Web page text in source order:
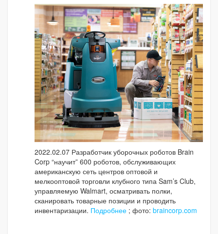
2022.02.07 Разработчик уборочных роботов Brain
Corp “научит” 600 роботов, обслуживающих
американскую сеть центров оптовой и
мелкооптовой торговли клубного типа Sam’s Club,
управляемую Walmart, осматривать полки,
сканировать товарные позиции и проводить
инвентаризации. Подробнее ; фото: braincorp.com